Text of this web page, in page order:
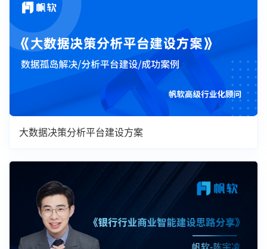
大数据决策分析平台建设方案